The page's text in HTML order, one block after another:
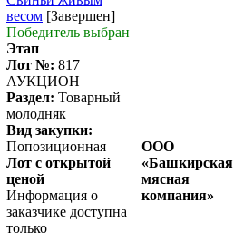
весом [Завершен]
Победитель выбран
Этап
Лот №: 817
АУКЦИОН
Раздел: Товарный
молодняк
Вид закупки:
Попозиционная
Лот с открытой
ценой
Информация о
заказчике доступна
только
ООО
«Башкирская
мясная
компания»